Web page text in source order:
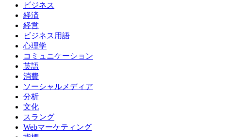
ビジネス
経済
経営
ビジネス用語
心理学
コミュニケーション
英語
消費
ソーシャルメディア
分析
文化
スラング
Webマーケティング